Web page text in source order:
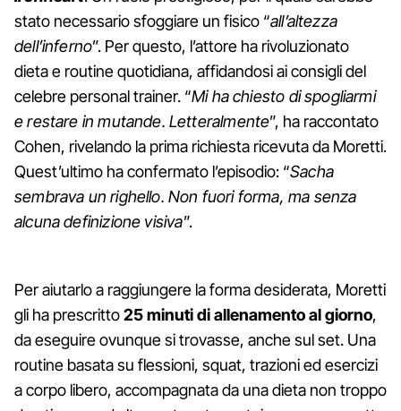
stato necessario sfoggiare un fisico “all’altezza
dell’inferno”. Per questo, l’attore ha rivoluzionato
dieta e routine quotidiana, affidandosi ai consigli del
celebre personal trainer. “Mi ha chiesto di spogliarmi
e restare in mutande. Letteralmente”, ha raccontato
Cohen, rivelando la prima richiesta ricevuta da Moretti.
Quest’ultimo ha confermato l’episodio: “Sacha
sembrava un righello. Non fuori forma, ma senza
alcuna definizione visiva”.
Per aiutarlo a raggiungere la forma desiderata, Moretti
gli ha prescritto25 minuti di allenamento al giorno,
da eseguire ovunque si trovasse, anche sul set. Una
routine basata su flessioni, squat, trazioni ed esercizi
a corpo libero, accompagnata da una dieta non troppo